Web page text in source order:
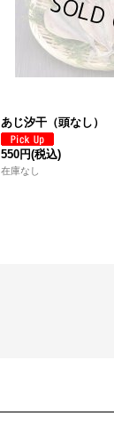
あじ汐干（頭なし）
550円(税込)
在庫なし